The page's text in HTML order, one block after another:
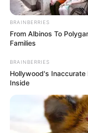
BRAINBERRIES
From Albinos To
Families
BRAINBERRIES
Hollywood's Inaccurate
Inside